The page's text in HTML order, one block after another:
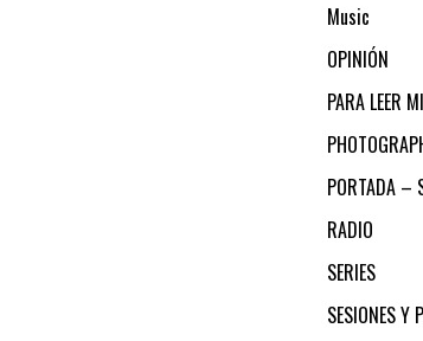
Music
OPINIÓN
PARA LEER
PORTADA –
RADIO
SERIES
SESIONES Y